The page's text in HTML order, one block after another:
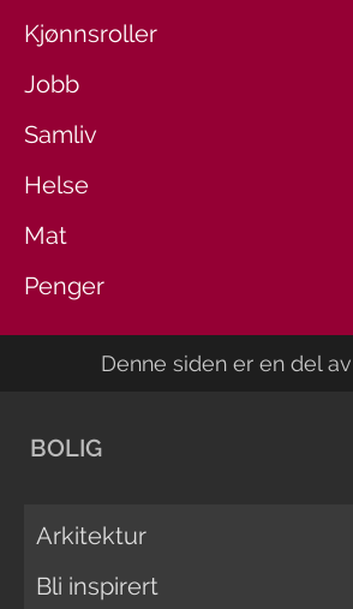
Kjønnsroller
Jobb
Samliv
Helse
Mat
Penger
Denne siden er en del av
BOLIG
Arkitektur
Bli inspirert